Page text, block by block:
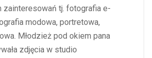
zainteresowań tj. fotografia e-
modowa, portretowa,
Młodzież pod okiem pana
zdjęcia w studio